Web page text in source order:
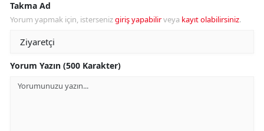
Takma Ad
Yorum yapmak için, istersenizgiriş yapabilirveya kayıt olabilirsiniz.
Yorum Yazın (500 Karakter)